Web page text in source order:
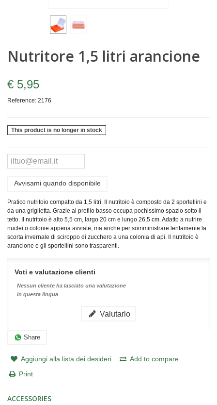
Nutritore 1,5 litri arancione
€ 5,95
Reference: 2176
This product is no longer in stock
Avvisami quando disponibile
Pratico nutritoio compatto da 1,5 litri. Il nutritoio è composto da 2 sportellini e
da una griglietta. Grazie al profilo basso occupa pochissimo spazio sotto il
tetto. Il nutritoio è alto 5,5 cm, largo 20 cm e lungo 26,5 cm. Adatto a nutrire
nuclei o colonie appena avviate, ma anche per somministrare lentamente la
scorta invernale di sciroppo di zucchero a una colonia di api. Il nutritoio è
arancione e gli sportellini sono trasparenti.
Voti e valutazione clienti
Nessun cliente ha lasciato una valutazione
in questa lingua
Valutarlo
Share
Aggiungi alla lista dei desideri
Add to compare
Print
ACCESSORIES